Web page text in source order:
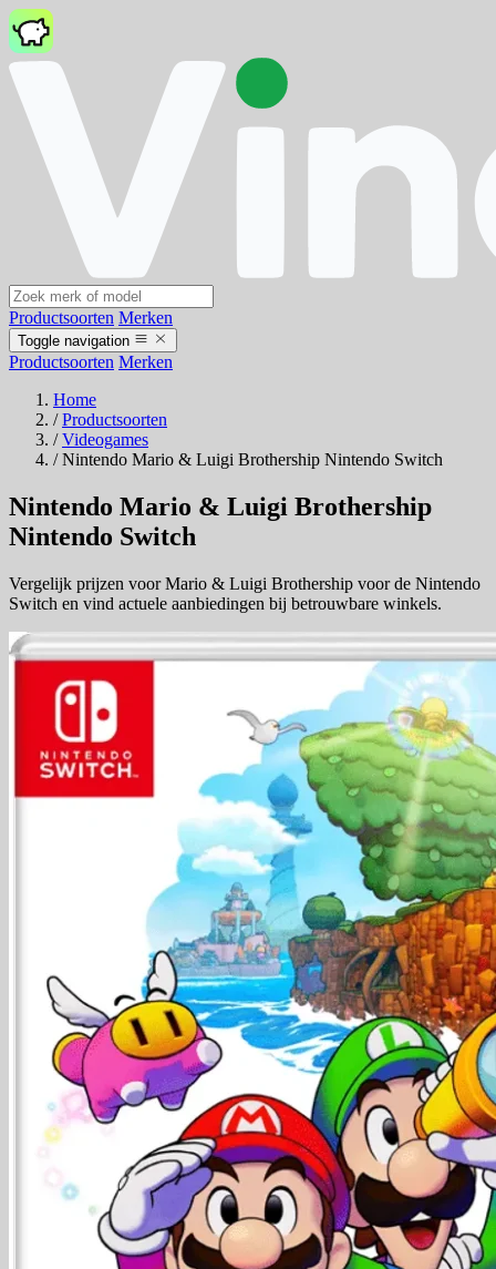
Productsoorten Merken
Toggle navigation
Productsoorten Merken
Home
/ Productsoorten
/ Videogames
/ Nintendo Mario & Luigi Brothership Nintendo Switch
Nintendo Mario & Luigi Brothership
Nintendo Switch
Vergelijk prijzen voor Mario & Luigi Brothership voor de Nintendo
Switch en vind actuele aanbiedingen bij betrouwbare winkels.